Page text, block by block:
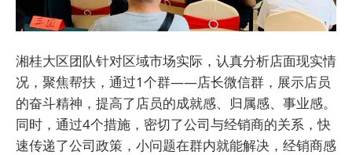
湘桂大区团队针对区域市场实际，认真分析店面现实情
况，聚焦帮扶，通过1个群——店长微信群，展示店员
的奋斗精神，提高了店员的成就感、归属感、事业感。
同时，通过4个措施，密切了公司与经销商的关系，快
速传递了公司政策，小问题在群内就能解决，经销商感